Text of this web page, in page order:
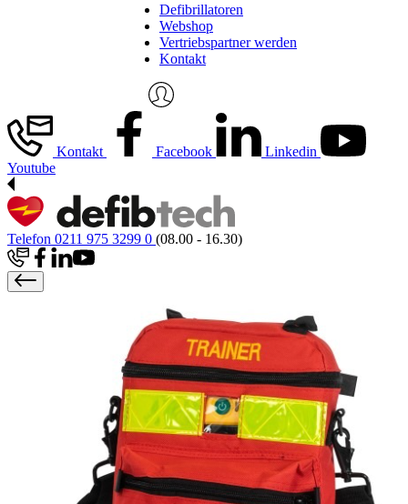
Defibrillatoren
Webshop
Vertriebspartner werden
Kontakt
Kontakt Facebook
Linkedin
Youtube
Telefon 0211 975 3299 0 (08.00 - 16.30)